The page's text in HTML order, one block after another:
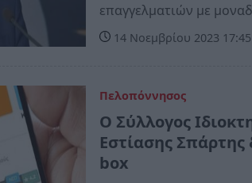
επαγγελματιών με
14 Νοεμβρίου 2023 17:45
Πελοπόννησος
Ο Σύλλογος
Εστίασης Σπάρτης
box